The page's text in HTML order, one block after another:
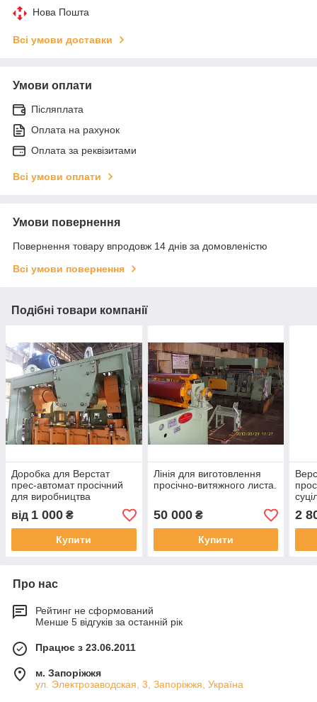
Нова Пошта
Всі умови доставки
Умови оплати
Післяплата
Оплата на рахунок
Оплата за реквізитами
Всі умови оплати
Умови повернення
Повернення товару впродовж 14 днів за домовленістю
Всі умови повернення
Подібні товари компанії
Доробка для Верстат
прес-автомат просічний
для виробництва
суцільнометалевою
просічно-витяжної сітки
ПВЛ
від 1 000 ₴
Купити
Лінія для виготовлення
просічно-витяжного листа.
50 000₴
Купити
ПВЛ
2
Про нас
Рейтинг не сформований
Менше 5 відгуків за останній рік
Працює з 23.06.2011
м. Запоріжжя
ул. Электрозаводская, 3, Запоріжжя, Україна